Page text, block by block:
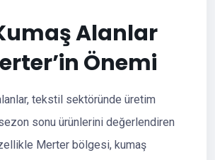
Alanlar
Önemi
tekstil sektöründe üretim
sonu ürünlerini değerlendiren
Merter bölgesi, kumaş